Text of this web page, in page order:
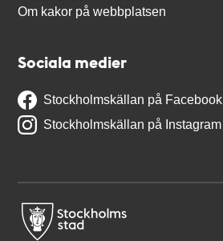
Om kakor på webbplatsen
Sociala medier
Stockholmskällan på Facebook
Stockholmskällan på Instagram